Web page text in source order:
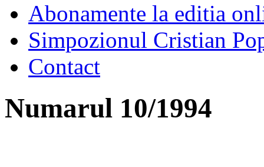
Abonamente la editia
Simpozionul Cristian
Contact
Numarul 10/1994